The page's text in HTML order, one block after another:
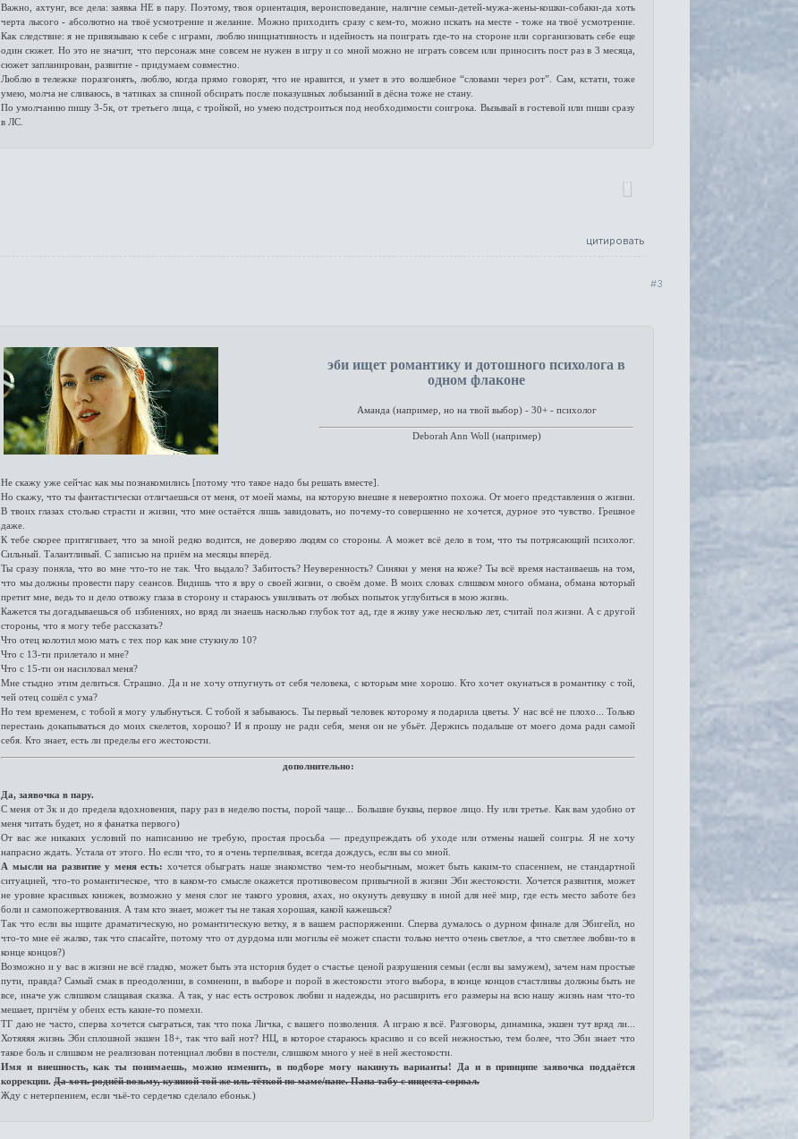
Важно, ахтунг, все дела: заявка НЕ в пару. Поэтому, твоя ориентация, вероисповедание, наличие семьи-детей-мужа-жены-кошки-собаки-да хоть
черта лысого - абсолютно на твоё усмотрение и желание. Можно приходить сразу с кем-то, можно искать на месте - тоже на твоё усмотрение.
Как следствие: я не привязываю к себе с играми, люблю инициативность и идейность на поиграть где-то на стороне или сорганизовать себе еще
один сюжет. Но это не значит, что персонаж мне совсем не нужен в игру и со мной можно не играть совсем или приносить пост раз в 3 месяца,
сюжет запланирован, развитие - придумаем совместно.
Люблю в тележке поразгонять, люблю, когда прямо говорят, что не нравится, и умет в это волшебное “словами через рот”. Сам, кстати, тоже
умею, молча не сливаюсь, в чатиках за спиной обсирать после показушных лобызаний в дёсна тоже не стану.
По умолчанию пишу 3-5к, от третьего лица, с тройкой, но умею подстроиться под необходимости соигрока. Вызывай в гостевой или пиши сразу
в ЛС.
0
цитировать
3
эби ищет романтику и дотошного психолога в
одном флаконе
Аманда (например, но на твой выбор) - 30+ - психолог
Deborah Ann Woll (например)
Не скажу уже сейчас как мы познакомились [потому что такое надо бы решать вместе].
Но скажу, что ты фантастически отличаешься от меня, от моей мамы, на которую внешне я невероятно похожа. От моего представления о жизни.
В твоих глазах столько страсти и жизни, что мне остаётся лишь завидовать, но почему-то совершенно не хочется, дурное это чувство. Грешное
даже.
К тебе скорее притягивает, что за мной редко водится, не доверяю людям со стороны. А может всё дело в том, что ты потрясающий психолог.
Сильный. Талантливый. С записью на приём на месяцы вперёд.
Ты сразу поняла, что во мне что-то не так. Что выдало? Забитость? Неуверенность? Синяки у меня на коже? Ты всё время настаиваешь на том,
что мы должны провести пару сеансов. Видишь что я вру о своей жизни, о своём доме. В моих словах слишком много обмана, обмана который
претит мне, ведь то и дело отвожу глаза в сторону и стараюсь увиливать от любых попыток углубиться в мою жизнь.
Кажется ты догадываешься об избиениях, но вряд ли знаешь насколько глубок тот ад, где я живу уже несколько лет, считай пол жизни. А с другой
стороны, что я могу тебе рассказать?
Что отец колотил мою мать с тех пор как мне стукнуло 10?
Что с 13-ти прилетало и мне?
Что с 15-ти он насиловал меня?
Мне стыдно этим делиться. Страшно. Да и не хочу отпугнуть от себя человека, с которым мне хорошо. Кто хочет окунаться в романтику с той,
чей отец сошёл с ума?
Но тем временем, с тобой я могу улыбнуться. С тобой я забываюсь. Ты первый человек которому я подарила цветы. У нас всё не плохо... Только
перестань докапываться до моих скелетов, хорошо? И я прошу не ради себя, меня он не убьёт. Держись подальше от моего дома ради самой
себя. Кто знает, есть ли пределы его жестокости.
дополнительно:
Да, заявочка в пару.
С меня от 3к и до предела вдохновения, пару раз в неделю посты, порой чаще... Большие буквы, первое лицо. Ну или третье. Как вам удобно от
меня читать будет, но я фанатка первого)
От вас же никаких условий по написанию не требую, простая просьба — предупреждать об уходе или отмены нашей соигры. Я не хочу
напрасно ждать. Устала от этого. Но если что, то я очень терпеливая, всегда дождусь, если вы со мной.
А мысли на развитие у меня есть: хочется обыграть наше знакомство чем-то необычным, может быть каким-то спасением, не стандартной
ситуацией, что-то романтическое, что в каком-то смысле окажется противовесом привычной в жизни Эби жестокости. Хочется развития, может
не уровне красивых книжек, возможно у меня слог не такого уровня, ахах, но окунуть девушку в иной для неё мир, где есть место заботе без
боли и самопожертвования. А там кто знает, может ты не такая хорошая, какой кажешься?
Так что если вы ищите драматическую, но романтическую ветку, я в вашем распоряжении. Сперва думалось о дурном финале для Эбигейл, но
что-то мне её жалко, так что спасайте, потому что от дурдома или могилы её может спасти только нечто очень светлое, а что светлее любви-то в
конце концов?)
Возможно и у вас в жизни не всё гладко, может быть эта история будет о счастье ценой разрушения семьи (если вы замужем), зачем нам простые
пути, правда? Самый смак в преодолении, в сомнении, в выборе и порой в жестокости этого выбора, в конце концов счастливы должны быть не
все, иначе уж слишком слащавая сказка. А так, у нас есть островок любви и надежды, но расширить его размеры на всю нашу жизнь нам что-то
мешает, причём у обеих есть какие-то помехи.
ТГ даю не часто, сперва хочется сыграться, так что пока Личка, с вашего позволения. А играю я всё. Разговоры, динамика, экшен тут вряд ли...
Хотяяяя жизнь Эби сплошной экшен 18+, так что вай нот? НЦ, в которое стараюсь красиво и со всей нежностью, тем более, что Эби знает что
такое боль и слишком не реализован потенциал любви в постели, слишком много у неё в ней жестокости.
Имя и внешность, как ты понимаешь, можно изменить, в подборе могу накинуть варианты! Да и в принципе заявочка поддаётся
коррекции. Да хоть роднёй возьму, кузиной той же иль тёткой по маме/папе. Папа табу с инцеста сорвал.
Жду с нетерпением, если чьё-то сердечко сделало ебоньк.)